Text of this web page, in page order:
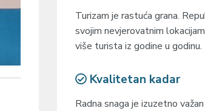
Turizam je rastuća grana.
svojim nevjerovatnim
više turista iz godine u godinu.
Kvalitetan kadar
Radna snaga je izuzetno